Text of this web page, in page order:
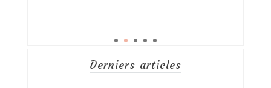
Derniers articles